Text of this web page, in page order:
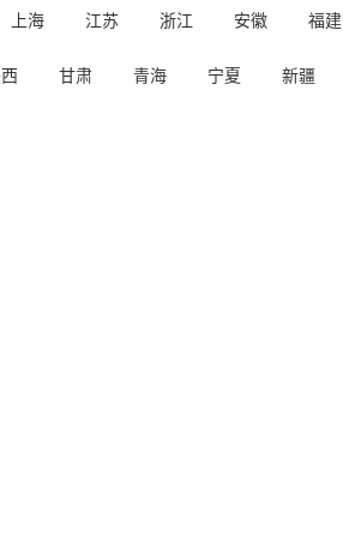
上海 江苏 浙江 安徽 福建
甘肃 青海 宁夏 新疆